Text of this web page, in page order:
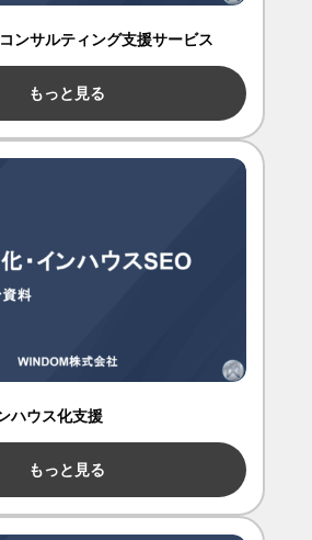
ンサルティング支援サービス
もっと見る
ハウス化支援
もっと見る